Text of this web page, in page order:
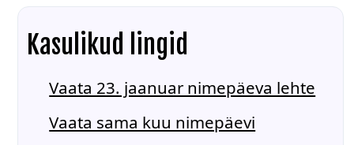
Kasulikud lingid
Vaata 23. jaanuar nimepäeva lehte
Vaata sama kuu nimepäevi